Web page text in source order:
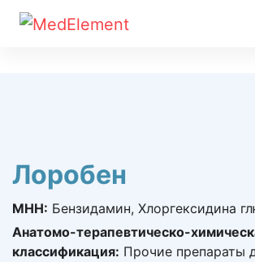
Лоробен
МНН: Бензидамин, Хлоргексидина
Анатомо-терапевтическо-
классификация: Прочие препараты